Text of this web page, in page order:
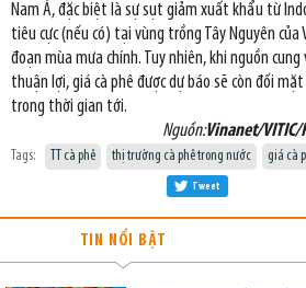
Nam Á, đặc biệt là sự sụt giảm xuất khẩu từ
tiêu cực (nếu có) tại vùng trồng Tây Nguyên của
đoạn mùa mưa chính. Tuy nhiên, khi nguồn
thuận lợi, giá cà phê được dự báo sẽ còn đối
trong thời gian tới.
Nguồn:Vinanet/VITIC/
Tags: TT cà phê thị trường cà phê trong nước giá cà
Tweet
TIN NỔI BẬT